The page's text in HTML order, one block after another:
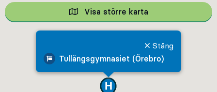
Tullängsgymnasiet (Örebro)
Stäng
Visa större karta Visa större